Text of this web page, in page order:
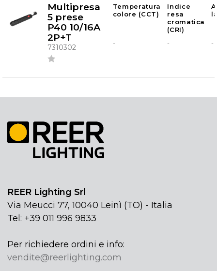
Multipresa
5 prese
P40 10/16A
2P+T
7310302
Temperatura
colore (CCT)
Indice
resa
cromatica
(CRI)
- - -
REER Lighting Srl
Via Meucci 77, 10040 Leinì (TO) - Italia
Tel: +39 011 996 9833
Per richiedere ordini e info:
vendite@reerlighting.com